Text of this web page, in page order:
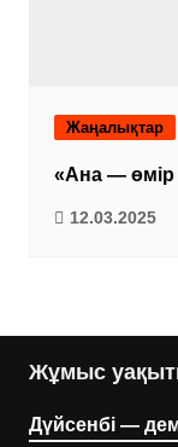
Жаңалықтар
«Ана —
12.03.2025
Жұмыс
Дүйсенбі —